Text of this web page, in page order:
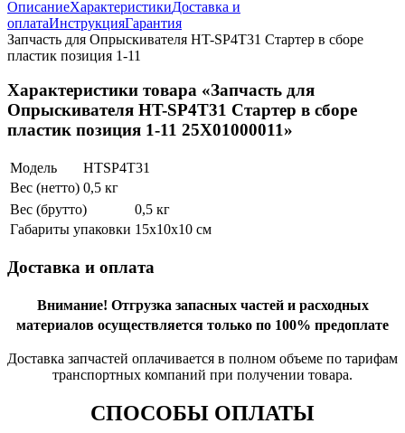
ОписаниеХарактеристикиДоставка и
оплатаИнструкцияГарантия
Запчасть для Опрыскивателя HT-SP4T31 Стартер в сборе
пластик позиция 1-11
Характеристики товара «Запчасть для
Опрыскивателя HT-SP4T31 Стартер в сборе
пластик позиция 1-11 25X01000011»
Модель
HTSP4T31
Вес (нетто) 0,5 кг
Вес (брутто)
0,5 кг
Габариты упаковки 15х10х10 см
Доставка и оплата
Внимание! Отгрузка запасных частей и расходных
материалов осуществляется только по 100% предоплате
Доставка запчастей оплачивается в полном объеме по тарифам
транспортных компаний при получении товара.
СПОСОБЫ ОПЛАТЫ